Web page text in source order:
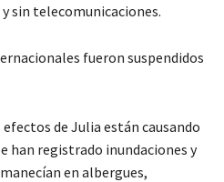
sin telecomunicaciones.
fueron suspendidos
de Julia están causando
han registrado inundaciones y
en albergues,